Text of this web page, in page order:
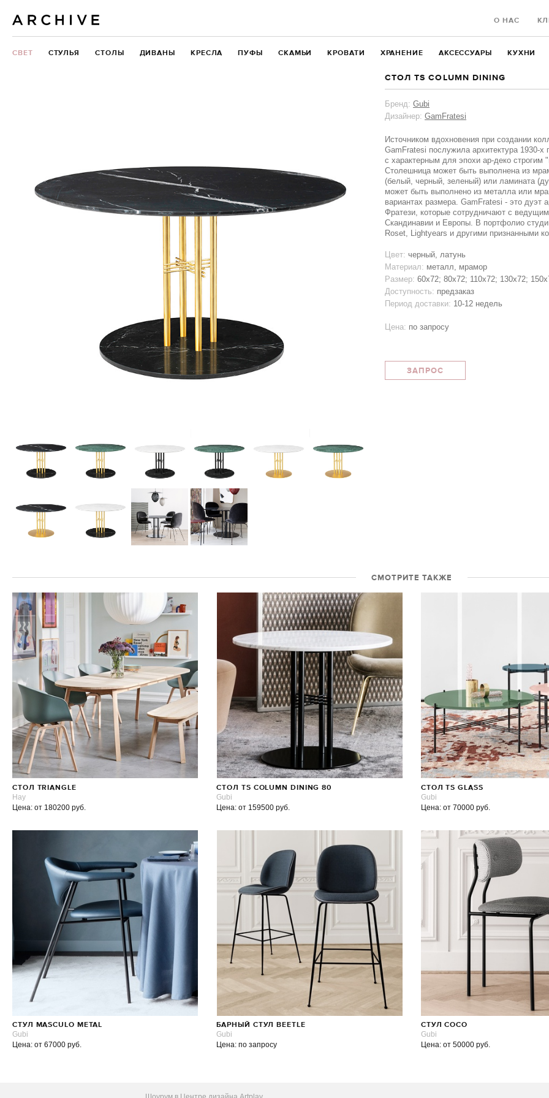
СВЕТ СТУЛЬЯ СТОЛЫ ДИВАНЫ КРЕСЛА ПУФЫ СКАМЬИ КРОВАТИ ХРАНЕНИЕ АКСЕССУАРЫ КУХНИ
О НАС
СТОЛ TS COLUMN DINING
Бренд: Gubi
Дизайнер: GamFratesi
Источником вдохновения при создании
GamFratesi послужила архитектура 1930-
с характерным для эпохи ар-деко строгим
Столешница может быть выполнена из
(белый, черный, зеленый) или ламината
может быть выполнено из металла или
вариантах размера. GamFratesi - это дуэт
Фратези, которые сотрудничают с
Скандинавии и Европы. В портфолио
Roset, Lightyears и другими признанными
Цвет: черный, латунь
Материал: металл, мрамор
Размер: 60х72; 80х72; 110х72; 130х72;
Доступность: предзаказ
Период доставки: 10-12 недель
Цена: по запросу
ЗАПРОС
СМОТРИТЕ ТАКЖЕ
СТОЛ TRIANGLE
Hay
Цена: от 180200 руб.
СТОЛ TS COLUMN DINING 80
Gubi
Цена: от 159500 руб.
СТОЛ TS GLASS
Gubi
Цена: от 70000 руб.
СТУЛ MASCULO METAL
Gubi
Цена: от 67000 руб.
БАРНЫЙ СТУЛ BEETLE
Gubi
Цена: по запросу
СТУЛ COCO
Gubi
Цена: от 50000 руб.